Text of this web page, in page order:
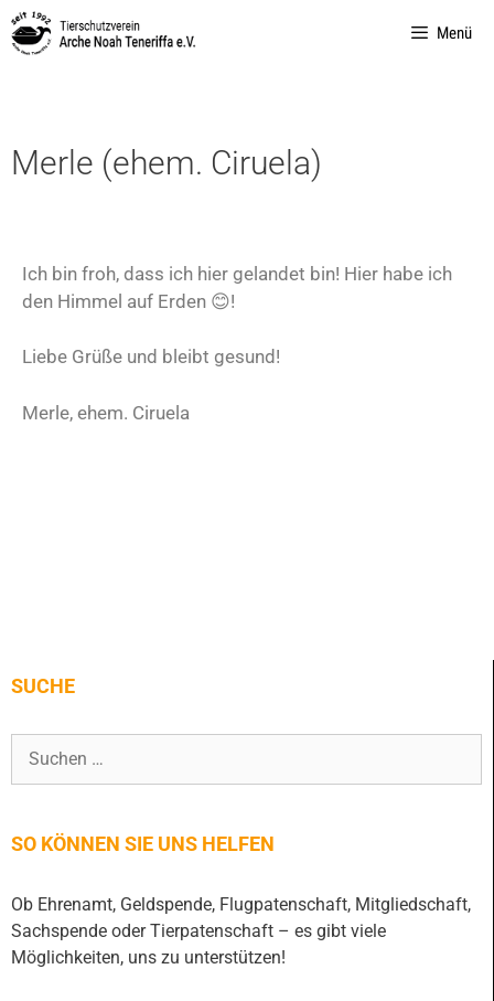
Menü
Merle (ehem. Ciruela)
Ich bin froh, dass ich hier gelandet bin! Hier habe ich
den Himmel auf Erden 😊!
Liebe Grüße und bleibt gesund!
Merle, ehem. Ciruela
SUCHE
SO KÖNNEN SIE UNS HELFEN
Ob Ehrenamt, Geldspende, Flugpatenschaft, Mitgliedschaft,
Sachspende oder Tierpatenschaft – es gibt viele
Möglichkeiten, uns zu unterstützen!